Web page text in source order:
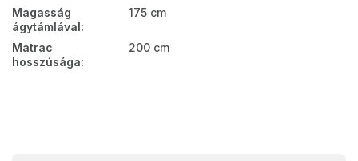
Magasság
ágytámlával:
175 cm
Matrac
hosszúsága:
200 cm